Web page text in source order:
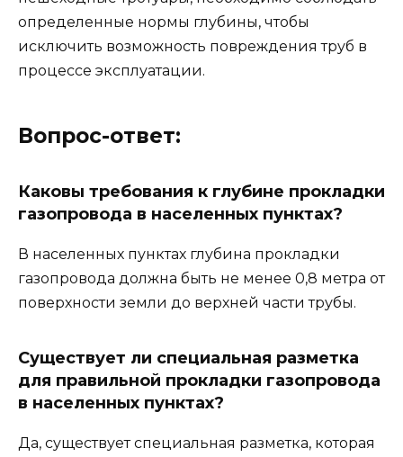
определенные нормы глубины, чтобы
исключить возможность повреждения труб в
процессе эксплуатации.
Вопрос-ответ:
Каковы требования к глубине прокладки
газопровода в населенных пунктах?
В населенных пунктах глубина прокладки
газопровода должна быть не менее 0,8 метра от
поверхности земли до верхней части трубы.
Существует ли специальная разметка
для правильной прокладки газопровода
в населенных пунктах?
Да, существует специальная разметка, которая